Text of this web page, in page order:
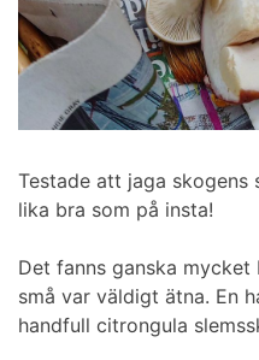
Testade att jaga skogens
lika bra som på insta!
Det fanns ganska mycket
små var väldigt ätna. En
handfull citrongula